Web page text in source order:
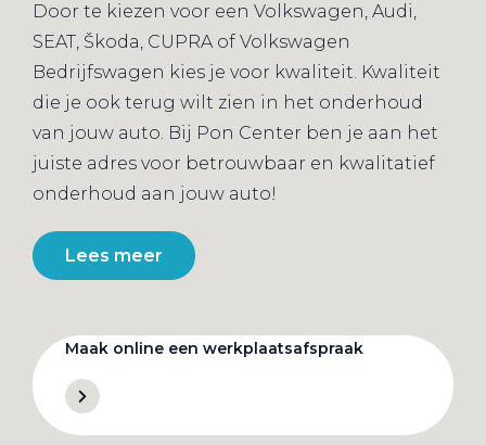
Door te kiezen voor een Volkswagen, Audi,
SEAT, Škoda, CUPRA of Volkswagen
Bedrijfswagen kies je voor kwaliteit. Kwaliteit
die je ook terug wilt zien in het onderhoud
van jouw auto. Bij Pon Center ben je aan het
juiste adres voor betrouwbaar en kwalitatief
onderhoud aan jouw auto!
Lees meer
Maak online een werkplaatsafspraak